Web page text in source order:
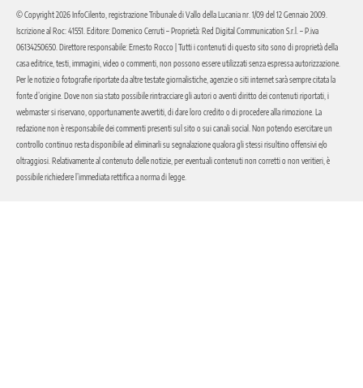
© Copyright 2026 InfoCilento, registrazione Tribunale di Vallo della Lucania nr. 1/09 del 12 Gennaio 2009.
Iscrizione al Roc: 41551. Editore: Domenico Cerruti – Proprietà: Red Digital Communication S.r.l. – P.iva
06134250650. Direttore responsabile: Ernesto Rocco | Tutti i contenuti di questo sito sono di proprietà della
casa editrice, testi, immagini, video o commenti, non possono essere utilizzati senza espressa autorizzazione.
Per le notizie o fotografie riportate da altre testate giornalistiche, agenzie o siti internet sarà sempre citata la
fonte d’origine. Dove non sia stato possibile rintracciare gli autori o aventi diritto dei contenuti riportati, i
webmaster si riservano, opportunamente avvertiti, di dare loro credito o di procedere alla rimozione. La
redazione non è responsabile dei commenti presenti sul sito o sui canali social. Non potendo esercitare un
controllo continuo resta disponibile ad eliminarli su segnalazione qualora gli stessi risultino offensivi e/o
oltraggiosi. Relativamente al contenuto delle notizie, per eventuali contenuti non corretti o non veritieri, è
possibile richiedere l’immediata rettifica a norma di legge.